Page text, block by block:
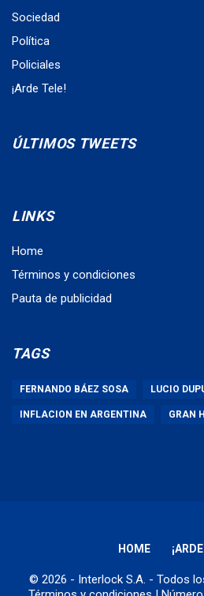
Sociedad
Política
Policiales
¡Arde Tele!
ÚLTIMOS TWEETS
LINKS
Home
Términos y condiciones
Pauta de publicidad
TAGS
FERNANDO BÁEZ SOSA LUCIO
INFLACION EN ARGENTINA GRAN
HOME
© 2026 - Interlock S.A. - Todos